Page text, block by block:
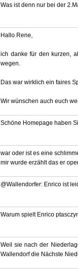
Was ist denn nur bei der
Hallo Rene,
ich danke für den kurzen,
wegen.
Das war wirklich ein faires
Wir wünschen auch euch
Schöne Homepage haben
war oder ist es eine
mir wurde erzählt das er
@Wallendorfer: Enrico ist
Warum spielt Enrico
Weil sie nach der
Wallendorf die Nächste